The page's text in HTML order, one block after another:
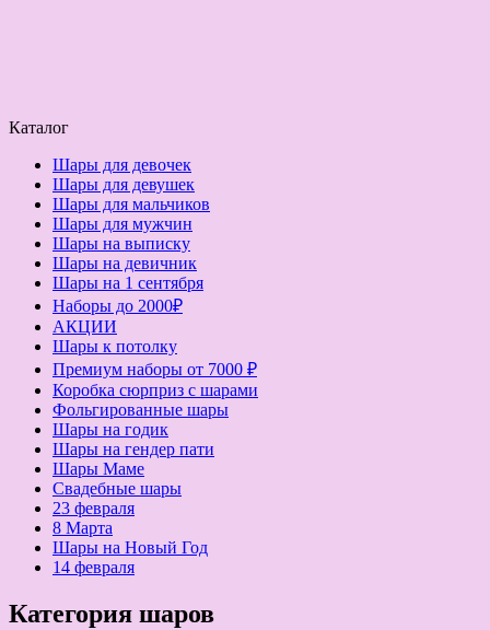
Каталог
Шары для девочек
Шары для девушек
Шары для мальчиков
Шары для мужчин
Шары на выписку
Шары на девичник
Шары на 1 сентября
Наборы до 2000₽
АКЦИИ
Шары к потолку
Премиум наборы от 7000 ₽
Коробка сюрприз с шарами
Фольгированные шары
Шары на годик
Шары на гендер пати
Шары Маме
Свадебные шары
23 февраля
8 Марта
Шары на Новый Год
14 февраля
Категория шаров